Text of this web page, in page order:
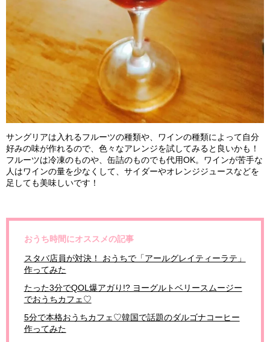
サングリアは入れるフルーツの種類や、ワインの種類によって自分
好みの味が作れるので、色々なアレンジを試してみると良いかも！
フルーツは冷凍のものや、缶詰のものでも代用OK。ワインが苦手な
人はワインの量を少なくして、サイダーやオレンジジュースなどを
足しても美味しいです！
おうち時間にオススメの記事
スタバ店員が対決！ おうちで「アールグレイティーラテ」
作ってみた
たった3分でQOL爆アガり!? ヨーグルトベリースムージー
でおうちカフェ♡
5分で本格おうちカフェ♡韓国で話題のダルゴナコーヒー
作ってみた